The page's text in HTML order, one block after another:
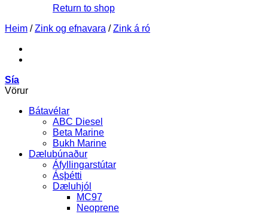
Return to shop
Heim / Zink og efnavara / Zink á ró
Sía
Vörur
Bátavélar
ABC Diesel
Beta Marine
Bukh Marine
Dælubúnaður
Áfyllingarstútar
Ásþétti
Dæluhjól
MC97
Neoprene